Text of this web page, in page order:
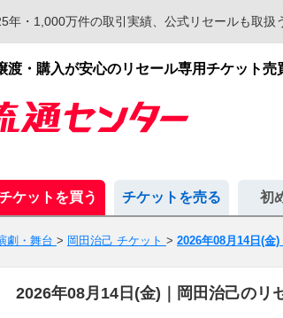
年・1,000万件の取引実績、公式リセールも取
渡・購入が安心のリセール専用チケット売
ケットを買う チケットを売る 初
劇・舞台 > 岡田治己 チケット > 2026年08月14日(金)
2026年08月14日(金)｜岡田治己のリ